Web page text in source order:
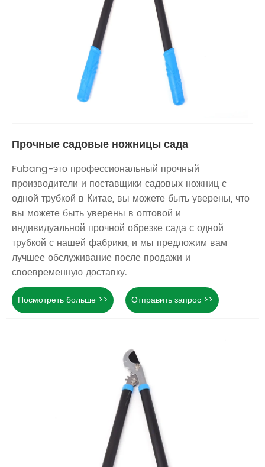
Прочные садовые ножницы сада
Fubang-это профессиональный прочный
производители и поставщики садовых ножниц с
одной трубкой в ​​Китае, вы можете быть уверены, что
вы можете быть уверены в оптовой и
индивидуальной прочной обрезке сада с одной
трубкой с нашей фабрики, и мы предложим вам
лучшее обслуживание после продажи и
своевременную доставку.
Посмотреть больше >> Отправить запрос >>